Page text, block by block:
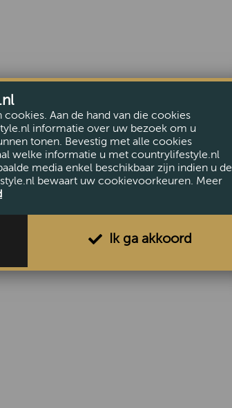
Aan de hand van die cookies
informatie over uw bezoek om u
tonen. Bevestig met alle cookies
welke informatie u met countrylifestyle.nl
media enkel beschikbaar zijn indien u de
bewaart uw cookievoorkeuren. Meer
Ik ga akkoord